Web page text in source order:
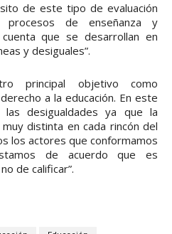
de este tipo de evaluación
de enseñanza y
que se desarrollan en
y desiguales”.
principal objetivo como
a la educación. En este
desigualdades ya que la
distinta en cada rincón del
los actores que conformamos
de acuerdo que es
de calificar”.